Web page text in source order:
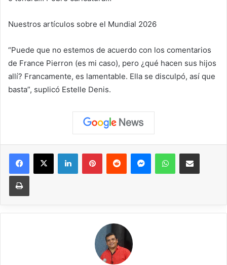
Nuestros artículos sobre el Mundial 2026
“Puede que no estemos de acuerdo con los comentarios
de France Pierron (es mi caso), pero ¿qué hacen sus hijos
allí? Francamente, es lamentable. Ella se disculpó, así que
basta”, suplicó Estelle Denis.
Facebook
X LinkedInPinterestReddit MessengerWhatsAppCompartir vía correo
Imprimir